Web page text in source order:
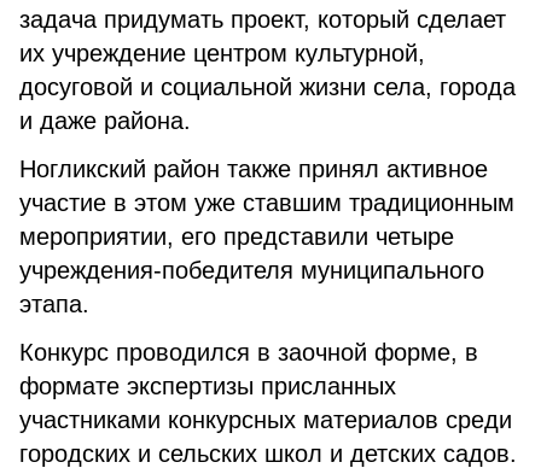
задача придумать проект, который сделает
их учреждение центром культурной,
досуговой и социальной жизни села, города
и даже района.
Ногликский район также принял активное
участие в этом уже ставшим традиционным
мероприятии, его представили четыре
учреждения-победителя муниципального
этапа.
Конкурс проводился в заочной форме, в
формате экспертизы присланных
участниками конкурсных материалов среди
городских и сельских школ и детских садов.